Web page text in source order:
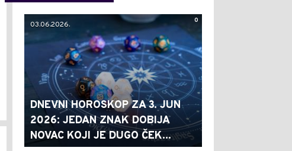
0
03.06.2026.
DNEVNI HOROSKOP ZA 3. JUN
2026: JEDAN ZNAK DOBIJA
NOVAC KOJI JE DUGO ČEK...